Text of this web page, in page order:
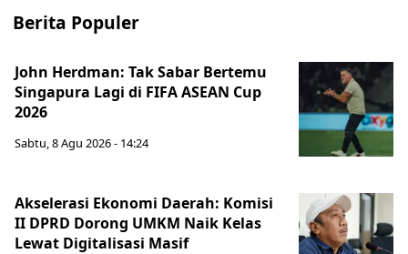
Berita Populer
John Herdman: Tak Sabar Bertemu
Singapura Lagi di FIFA ASEAN Cup
2026
Sabtu, 8 Agu 2026 - 14:24
Akselerasi Ekonomi Daerah: Komisi
II DPRD Dorong UMKM Naik Kelas
Lewat Digitalisasi Masif